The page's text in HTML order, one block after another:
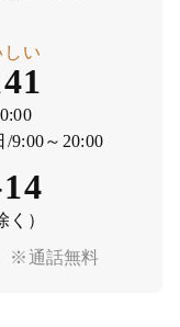
※通話無料
しい
9:00～20:00
）